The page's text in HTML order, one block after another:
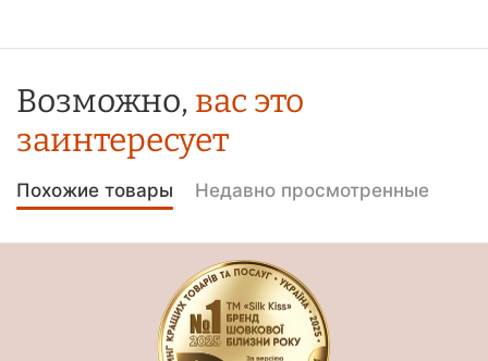
Возможно, вас это
заинтересует
Похожие товары Недавно просмотренные